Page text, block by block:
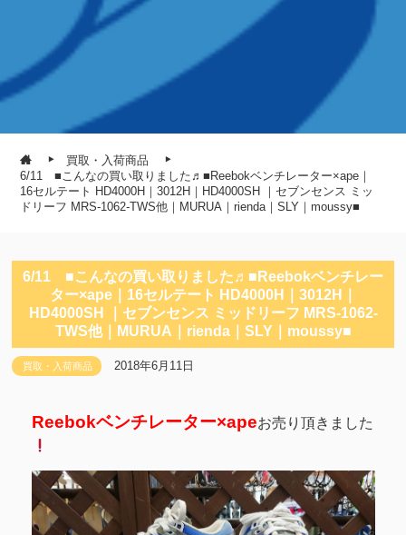
買取・入荷商品
6/11 ■こんなの買い取りました♬■Reebokベンチレーター×ape｜
16セルテート HD4000H｜3012H｜HD4000SH ｜セブンセンス ミッ
ドリーフ MRS-1062-TWS他｜MURUA｜rienda｜SLY｜moussy■
6/11 ■こんなの買い取りました♬■Reebokベンチレー
ター×ape｜16セルテート HD4000H｜3012H｜
HD4000SH ｜セブンセンス ミッドリーフ MRS-1062-
TWS他｜MURUA｜rienda｜SLY｜moussy■
買取・入荷商品 2018年6月11日
Reebokベンチレーター×apeお売り頂きました